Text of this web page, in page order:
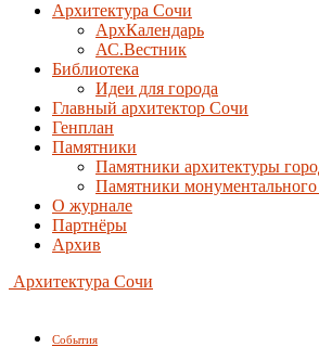
Архитектура Сочи
АрхКалендарь
АС.Вестник
Библиотека
Идеи для города
Главный архитектор Сочи
Генплан
Памятники
Памятники архитектуры
Памятники монументального
О журнале
Партнёры
Архив
Архитектура Сочи
События